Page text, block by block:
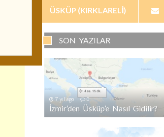
ÜSKÜP (KIRKLARELI)
SON YAZILAR
7 yıl ago 0
İzmir’den Üsküp’e Nasıl Gidilir?